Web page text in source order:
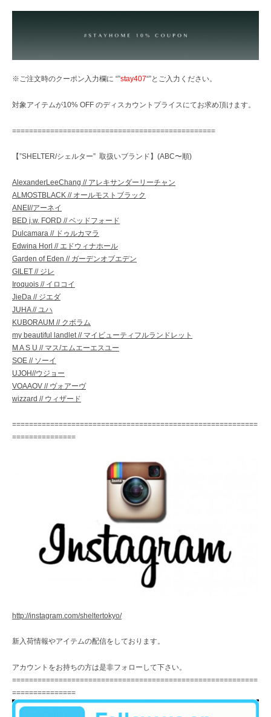
※ご注文時のクーポン入力欄に “”stay407“”とご入力ください。
対象アイテムが10% OFF のディスカウントプライスにてお求め頂けます。
================================================
【”SHELTER/シェルター” 取扱いブランド】(ABC〜順)
AlexanderLeeChang // アレキサンダーリーチャン
ALMOSTBLACK // オールモストブラック
ANEI//アーネイ
BED j.w. FORD // ベッドフォード
Dulcamara // ドゥルカマラ
Edwina Horl // エドウィナホール
Garden of Eden // ガーデンオブエデン
GILET // ジレ
Iroquois // イロコイ
JieDa // ジエダ
JUHA // ユハ
KUBORAUM // クボラム
my beautiful landlet // マイビューティフルランドレット
M A S U // マス/エムエーエスユー
SOE // ソーイ
UJOH//ウジョー
VOAAOV // ヴォアーヴ
wizzard // ウィザード
==========================================================
===============
http://instagram.com/sheltertokyo/
新入荷情報やアイテムの配信をしております。
アカウントをお持ちの方は是非フォローして下さい。
==========================================================
===============